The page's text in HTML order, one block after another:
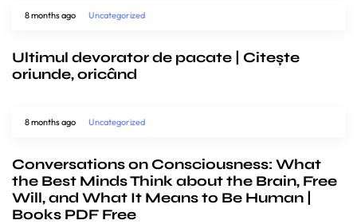
8 months ago Uncategorized
Ultimul devorator de pacate | Citește
oriunde, oricând
8 months ago Uncategorized
Conversations on Consciousness: What
the Best Minds Think about the Brain, Free
Will, and What It Means to Be Human |
Books PDF Free